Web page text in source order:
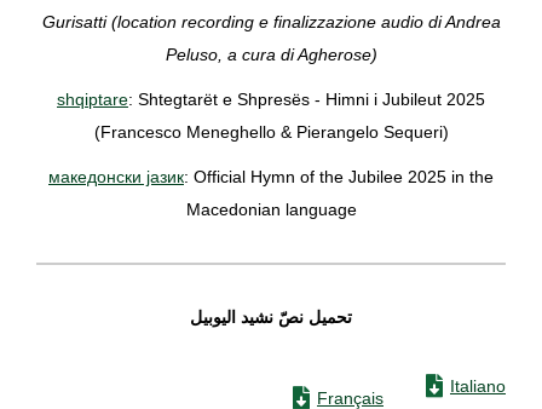
Gurisatti (location recording e finalizzazione audio di Andrea
Peluso, a cura di Agherose)
shqiptare: Shtegtarët e Shpresës - Himni i Jubileut 2025
(Francesco Meneghello & Pierangelo Sequeri)
македонски јазик: Official Hymn of the Jubilee 2025 in the
Macedonian language
تحميل نصّ نشيد اليوبيل
Italiano
Français